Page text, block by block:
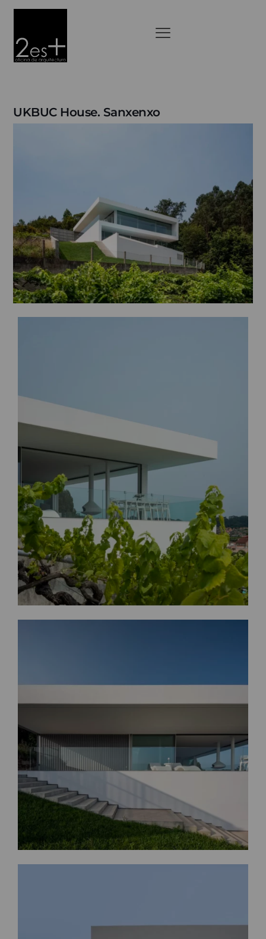
UKBUC House. Sanxenxo